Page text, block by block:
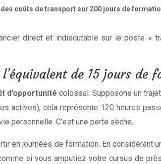
coûts de transport sur 200 jours de
direct et indiscutable sur le poste «
de 15 jours de
d’opportunité colossal. Supposons un
actives), cela représente 120 heures
personnelle. C’est une perte sèche.
en journées de formation. En considérant
si vous amputiez votre cursus de